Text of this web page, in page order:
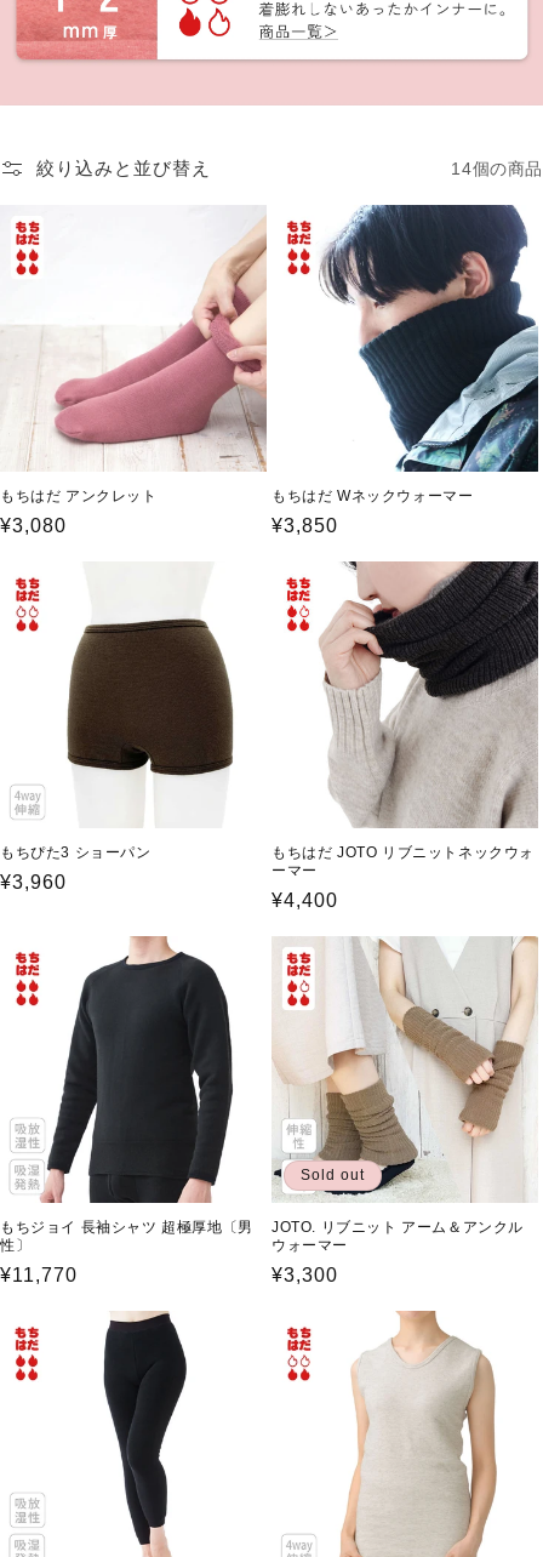
絞り込みと並び替え 14個の商品
もちはだ アンクレット
通
価
格
¥3,080
もちはだ Wネックウォーマー
通
価
格
¥3,850
もちぴた3 ショーパン
通
格
¥3,960
もちはだ JOTO リブニットネックウォ
ーマー
通
価
格
¥4,400
もちジョイ 長袖シャツ 超極厚地〔男
性〕
通
価
格
¥11,770
Sold out
JOTO. リブニット アーム＆アンクル
ウォーマー
通
価
格
¥3,300